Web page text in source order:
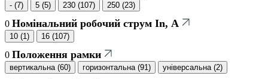
- (7) 5 (5) 230 (107) 250 (23)
0 Номінальний робочий струм In, А
10 (1) 16 (107)
0 Положення рамки
вертикальна (60) горизонтальна (91) універсальна (2)